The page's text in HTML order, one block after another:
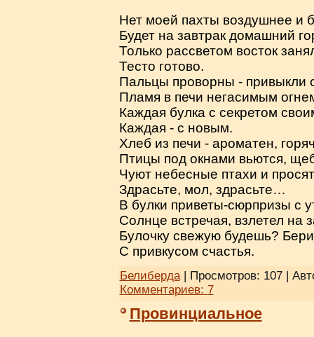
Нет моей пахты воздушнее и
Будет на завтрак домашний
Только рассветом восток
Тесто готово.
Пальцы проворны - привыкли
Пламя в печи негасимым
Каждая булка с секретом
Каждая - с новым.
Хлеб из печи - ароматен,
Птицы под окнами вьются,
Чуют небесные птахи и
Здрасьте, мол, здрасьте…
В булки приветы-сюрпризы с
Солнце встречая, взлетел на
Булочку свежую будешь?
С привкусом счастья.
Белиберда| Просмотров: 107 |
Комментариев: 7
Провинциальное